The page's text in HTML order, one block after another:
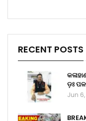
RECENT POSTS
ଡ଼ଃ
Jun